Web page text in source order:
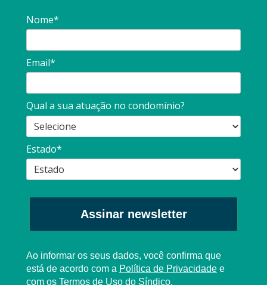
Nome*
Email*
Qual a sua atuação no condomínio?
Estado*
Assinar newsletter
Ao informar os seus dados, você confirma que
está de acordo com a Política de Privacidade e
com os Termos de Uso do Síndico.